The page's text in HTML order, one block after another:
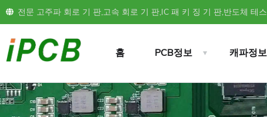
전문 고주파 회로 기 판,고속 회로 기 판,IC 패 키 징 기 판,반도체 테
홈 PCB정보 캐파정보